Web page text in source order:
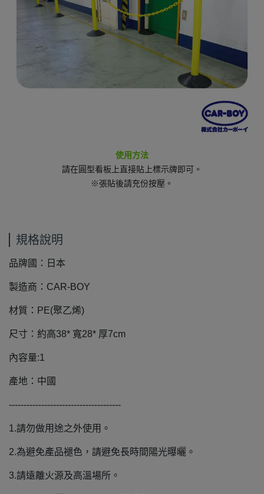
使用方法
請在圓型看板上直接貼上標示牌即可。
※張貼後請充份按壓。
規格說明
品牌國：日本
製造商：CAR-BOY
材質：PE(聚乙烯)
尺寸：約高38* 寬28* 厚7cm
內容量:1
產地：中國
--------------------------------------
1.請勿做用途之外使用。
2.為避免產品褪色，請避免長時間陽光曝曬。
3.請遠離火源及高溫場所。